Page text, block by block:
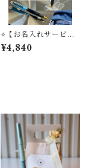
⭐️【お名入れサービ
ス】父の日ギフト 万年
筆は 店主のおすすめ
¥4,840